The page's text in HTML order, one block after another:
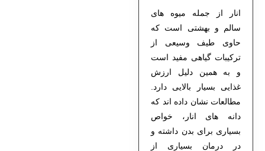
انار از جمله میوه های
سالم و بهشتی است که
حاوی طیف وسیعی از
ترکیبات گیاهی مفید است
و به همین دلیل ارزش
غذایی بسیار بالایی دارد.
مطالعات نشان داده اند که
دانه های انار ، خواص
بسیاری برای بدن داشته و
در درمان بسیاری از